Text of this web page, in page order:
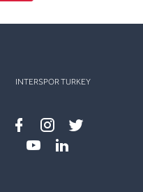
INTERSPOR TURKEY
Facebook
instagram
twitter